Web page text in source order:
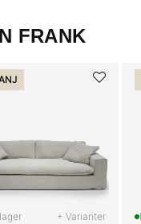
FRANK
+ Varianter